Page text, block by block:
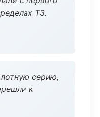
ТЗ.
серию,
к